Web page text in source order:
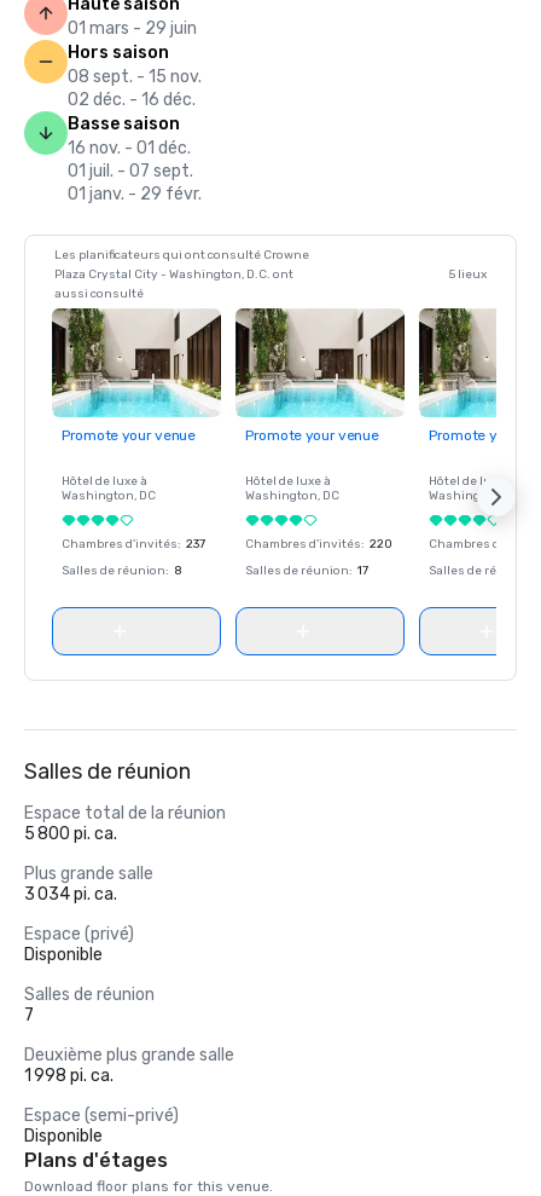
Haute saison
01 mars - 29 juin
Hors saison
08 sept. - 15 nov.
02 déc. - 16 déc.
Basse saison
16 nov. - 01 déc.
01 juil. - 07 sept.
01 janv. - 29 févr.
Les planificateurs qui ont consulté Crowne
Plaza Crystal City - Washington, D.C. ont
aussi consulté
5 lieux
Promote your venue
Hôtel de luxe à
Washington, DC
Chambres d'invités: 237
Salles de réunion: 8
Promote your venue
Hôtel de luxe à
Washington, DC
Chambres d'invités: 220
Salles de réunion: 17
Promote your
Hôtel de luxe à
Washington
Chambres
Salles de réunion
Salles de réunion
Espace total de la réunion
5 800 pi. ca.
Plus grande salle
3 034 pi. ca.
Espace (privé)
Disponible
Salles de réunion
7
Deuxième plus grande salle
1 998 pi. ca.
Espace (semi-privé)
Disponible
Plans d'étages
Download floor plans for this venue.